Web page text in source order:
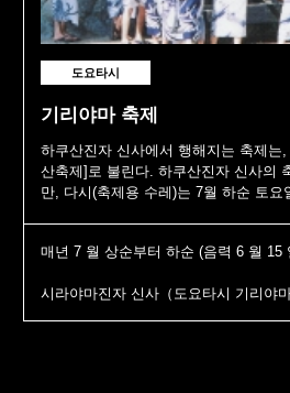
도요타시
기리야마 축제
하쿠산진자 신사에서 행해지는 축제는
산축제]로 불린다. 하쿠산진자 신사의
만, 다시(축제용 수레)는 7월 하순 토요
매년 7 월 상순부터 하순 (음력 6 월 15
시라야마진자 신사（도요타시 기리야